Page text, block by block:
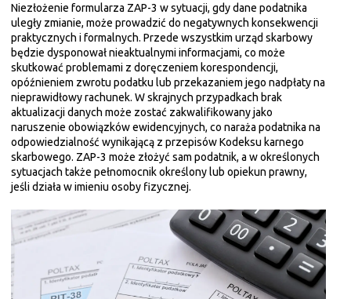
Niezłożenie formularza ZAP-3 w sytuacji, gdy dane podatnika
uległy zmianie, może prowadzić do negatywnych konsekwencji
praktycznych i formalnych. Przede wszystkim urząd skarbowy
będzie dysponował nieaktualnymi informacjami, co może
skutkować problemami z doręczeniem korespondencji,
opóźnieniem zwrotu podatku lub przekazaniem jego nadpłaty na
nieprawidłowy rachunek. W skrajnych przypadkach brak
aktualizacji danych może zostać zakwalifikowany jako
naruszenie obowiązków ewidencyjnych, co naraża podatnika na
odpowiedzialność wynikającą z przepisów Kodeksu karnego
skarbowego. ZAP-3 może złożyć sam podatnik, a w określonych
sytuacjach także pełnomocnik określony lub opiekun prawny,
jeśli działa w imieniu osoby fizycznej.